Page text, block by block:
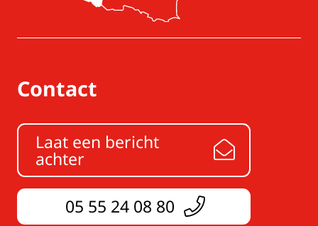
Contact
Laat een bericht
achter
05 55 24 08 80